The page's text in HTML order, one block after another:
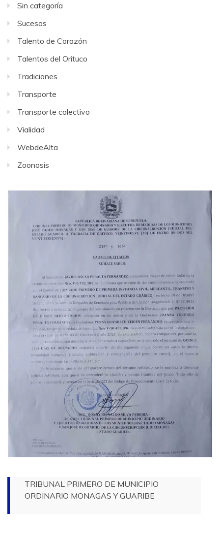
Sin categoría
Sucesos
Talento de Corazón
Talentos del Orituco
Tradiciones
Transporte
Transporte colectivo
Vialidad
WebdeAlta
Zoonosis
TRIBUNAL PRIMERO DE MUNICIPIO
ORDINARIO MONAGAS Y GUARIBE